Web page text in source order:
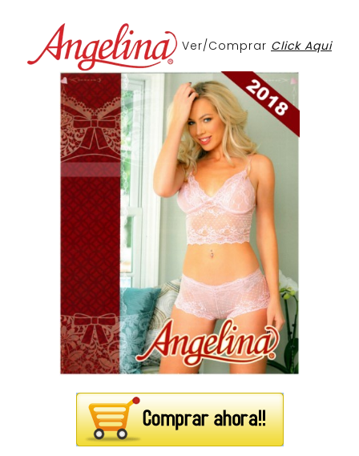
Ver/Comprar Click Aqui